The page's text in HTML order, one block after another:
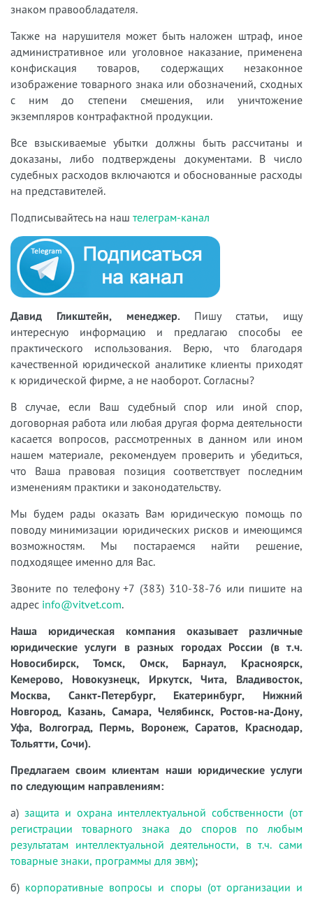
знаком правообладателя.
Также на нарушителя может быть наложен штраф, иное
административное или уголовное наказание, применена
конфискация товаров, содержащих незаконное
изображение товарного знака или обозначений, сходных
с ним до степени смешения, или уничтожение
экземпляров контрафактной продукции.
Все взыскиваемые убытки должны быть рассчитаны и
доказаны, либо подтверждены документами. В число
судебных расходов включаются и обоснованные расходы
на представителей.
Подписывайтесь на наш телеграм-канал
Давид Гликштейн, менеджер. Пишу статьи, ищу
интересную информацию и предлагаю способы ее
практического использования. Верю, что благодаря
качественной юридической аналитике клиенты приходят
к юридической фирме, а не наоборот. Согласны?
В случае, если Ваш судебный спор или иной спор,
договорная работа или любая другая форма деятельности
касается вопросов, рассмотренных в данном или ином
нашем материале, рекомендуем проверить и убедиться,
что Ваша правовая позиция соответствует последним
изменениям практики и законодательству.
Мы будем рады оказать Вам юридическую помощь по
поводу минимизации юридических рисков и имеющимся
возможностям. Мы постараемся найти решение,
подходящее именно для Вас.
Звоните по телефону +7 (383) 310-38-76 или пишите на
адрес info@vitvet.com.
Наша юридическая компания оказывает различные
юридические услуги в разных городах России (в т.ч.
Новосибирск, Томск, Омск, Барнаул, Красноярск,
Кемерово, Новокузнецк, Иркутск, Чита, Владивосток,
Москва, Санкт-Петербург, Екатеринбург, Нижний
Новгород, Казань, Самара, Челябинск, Ростов-на-Дону,
Уфа, Волгоград, Пермь, Воронеж, Саратов, Краснодар,
Тольятти, Сочи).
Предлагаем своим клиентам наши юридические услуги
по следующим направлениям:
а) защита и охрана интеллектуальной собственности (от
регистрации товарного знака до споров по любым
результатам интеллектуальной деятельности, в т.ч. сами
товарные знаки, программы для эвм);
б) корпоративные вопросы и споры (от организации и